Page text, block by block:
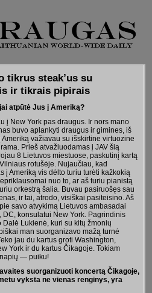
tikrus steak’us su
ir tikrais pipirais
atpūtė Jus į Ameriką?
į New York pas draugus. Ir nors mano
buvo aplankyti draugus ir gimines, iš
Ameriką važiavau su išskirtine virtuozine
Prieš atvažiuodamas į JAV šią
8 Lietuvos miestuose, paskutinį kartą
rotušėje. Nujaučiau, kad
į Ameriką vis dėlto turiu turėti kažkokią
nuo to, ar aš turiu pianistą
orkestrą šalia. Buvau pasiruošęs sau
ir tai, atrodo, visiškai pasiteisino. Aš
savo atvykimą Lietuvos ambasadai
DC, konsulatui New York. Pagrindinis
Dalė Lukienė, kuri su kitų žmonių
man suorganizavo mažą turnė
jau du kartus groti Washington,
York ir du kartus Čikagoje. Tokiam
— puiku!
suorganizuoti koncertą Čikagoje,
vyksta ne vienas renginys, yra